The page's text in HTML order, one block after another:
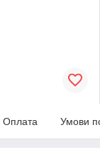
Оплата Умови